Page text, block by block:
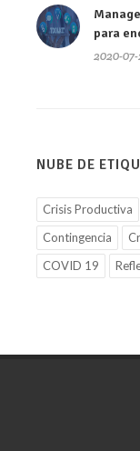
para
2020-
NUBE DE
Crisis Productiva
Contingencia
COVID 19